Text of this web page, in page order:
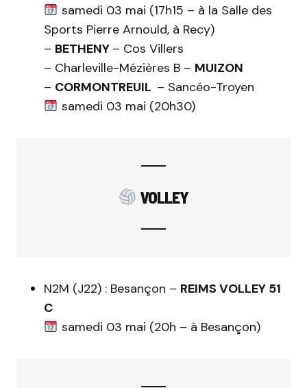
samedi 03 mai (17h15 – à la Salle des
Sports Pierre Arnould, à Recy)
– BETHENY – Cos Villers
– Charleville-Mézières B – MUIZON
– CORMONTREUIL – Sancéo-Troyen
samedi 03 mai (20h30)
VOLLEY
N2M (J22) : Besançon – REIMS VOLLEY 51
C
samedi 03 mai (20h – à Besançon)